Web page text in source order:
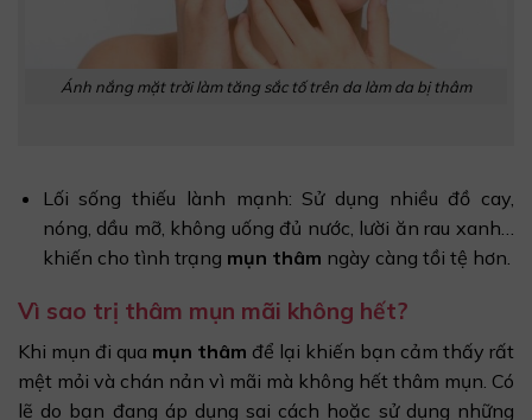
Ánh nắng mặt trời làm tăng sắc tố trên da làm da bị thâm
Lối sống thiếu lành mạnh: Sử dụng nhiều đồ cay,
nóng, dầu mỡ, không uống đủ nước, lười ăn rau xanh…
khiến cho tình trạng mụn thâm ngày càng tồi tệ hơn.
Vì sao trị thâm mụn mãi không hết?
Khi mụn đi qua mụn thâm để lại khiến bạn cảm thấy rất
mệt mỏi và chán nản vì mãi mà không hết thâm mụn. Có
lẽ do bạn đang áp dụng sai cách hoặc sử dụng những